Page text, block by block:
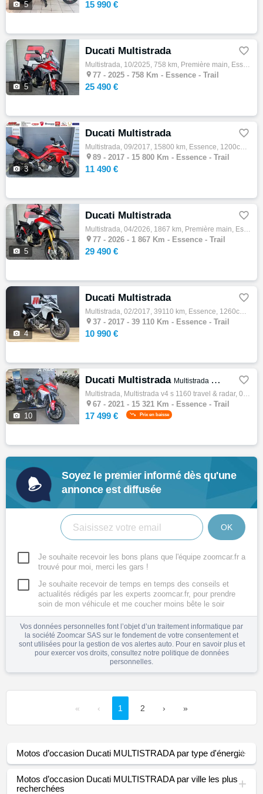
 5 15 990 €
 5
Ducati Multistrada 
Multistrada, 10/2025, 758 km, Première main, Essence, 1158cm³, Couleur rouge, 25490 € Equipements : ABS,Anti-démarrage,Anti-patinage,Béquil…
 77 - 2025 - 758 Km - Essence - Trail
25 490 €
 3
Ducati Multistrada 
Multistrada, 09/2017, 15800 km, Essence, 1200cm³, Couleur rouge, 11490 € Equipements : DEPOT VENTE DUCATI MULTISTRADA 1200 S 2E MAIN OPTION…
 89 - 2017 - 15 800 Km - Essence - Trail
11 490 €
 5
Ducati Multistrada 
Multistrada, 04/2026, 1867 km, Première main, Essence, 1158cm³, Couleur rouge, 29490 € Equipements : MOTEUR: Ducati V4 Granturismo, V4 - 90…
 77 - 2026 - 1 867 Km - Essence - Trail
29 490 €
 4
Ducati Multistrada 
Multistrada, 02/2017, 39110 km, Essence, 1260cm³, 10990 € Equipements : Echange reprise possible de votre véhicule Livraison possible dans …
 37 - 2017 - 39 110 Km - Essence - Trail
10 990 €
 10
Ducati Multistrada Multistrada V4 S 1160 Travel & Radar 
Multistrada, Multistrada v4 s 1160 travel & radar, 05/2021, 170ch, 11cv, 15321 km, Essence, 1158cm³, Couleur rouge, Garantie 12 mois, 17499…
 67 - 2021 - 15 321 Km - Essence - Trail
17 499 € Prix en baisse
Soyez le premier informé dès qu'une
annonce est diffusée
OK
Je souhaite recevoir les bons plans que l'équipe zoomcar.fr a
trouvé pour moi, merci les gars !
Je souhaite recevoir de temps en temps des conseils et
actualités rédigés par les experts zoomcar.fr, pour prendre
soin de mon véhicule et me coucher moins bête le soir
Vos données personnelles font l’objet d’un traitement informatique par
la société Zoomcar SAS sur le fondement de votre consentement et
sont utilisées pour la gestion de vos alertes auto. Pour en savoir plus et
pour exercer vos droits, consultez notre politique de données
personnelles.
« ‹ 1 2 › »
Motos d’occasion Ducati MULTISTRADA par type d'énergie
Motos d’occasion Ducati MULTISTRADA par ville les plus
recherchées